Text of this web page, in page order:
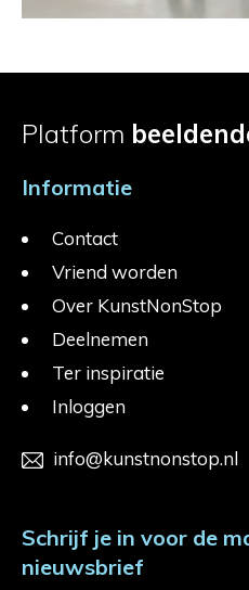
Platform
Informatie
Contact
Vriend worden
Over KunstNonStop
Deelnemen
Ter inspiratie
Inloggen
info@kunstnonstop.nl
Schrijf je in voor de
nieuwsbrief